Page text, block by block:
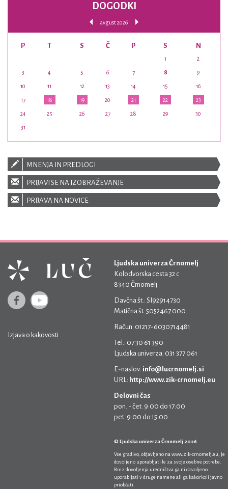
DOGODKI
avgust 2026
P T S Č P S N
1 2
3 4 5 6 7 8 9
10 11 12 13 14 15 16
17 18 19 20 21 22 23
24 25 26 27 28 29 30
31
MNENJA IN PREDLOGI
PRIJAVI SE NA IZOBRAŽEVANJE
PRIJAVA NA NOVICE
Izjava o kakovosti
Ljudska univerza Črnomelj
Kolodvorska cesta 32 c
8340 Črnomelj
Davčna št.: SI92914730
Matična št: 5052467 000
Račun: 01217-6030714481
Tel.: 07 30 61 390
Ljudska univerza: 031 377 061
E-naslov: info@lucrnomelj.si
URL: http://www.zik-crnomelj.eu
Delovni čas
pon. - čet. 9:00 do 17:00
pet. 9:00 do 15:00
© Ljudska univerza Črnomelj 2026
Vse gradivo, objavljeno na www.zik-crnomelj.eu , je
dovoljeno uporabljati le za svoje osebne potrebe.
Brez dovoljenja uredništva ga ni dovoljeno
uporabljati v druge namene ali ga kakorkoli javno
priobčati.